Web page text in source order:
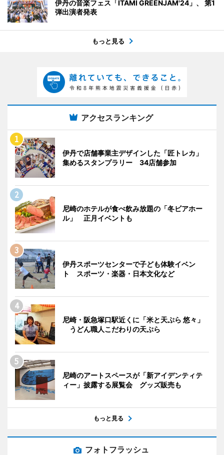
伊丹の音楽フェス「ITAMI GREENJAM'24」、 第1
弾出演者発表
もっと見る
アクセスランキング
伊丹で店舗事業主デザインした「匠トレカ」
集めるスタンプラリー 34店舗参加
尼崎のホテルが食べ飲み放題の「冬ビアホー
ル」 正月イベントも
伊丹スポーツセンターで子ども体験イベン
ト スポーツ・楽器・日本文化など
尼崎・阪急塚口駅近くに「米と天ぷら 悠々」
うどん職人こだわりの天ぷら
尼崎のアートスペースが「新アイデンティテ
ィー」披露する展覧会 グッズ販売も
もっと見る
フォトフラッシュ